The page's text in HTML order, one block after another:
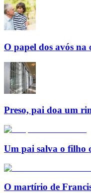
O papel dos avós na
Preso, pai doa um
Um pai salva o filho
O martírio de